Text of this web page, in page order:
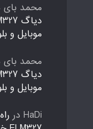
محمد
موبایل و
محمد
موبایل و
HaDi در